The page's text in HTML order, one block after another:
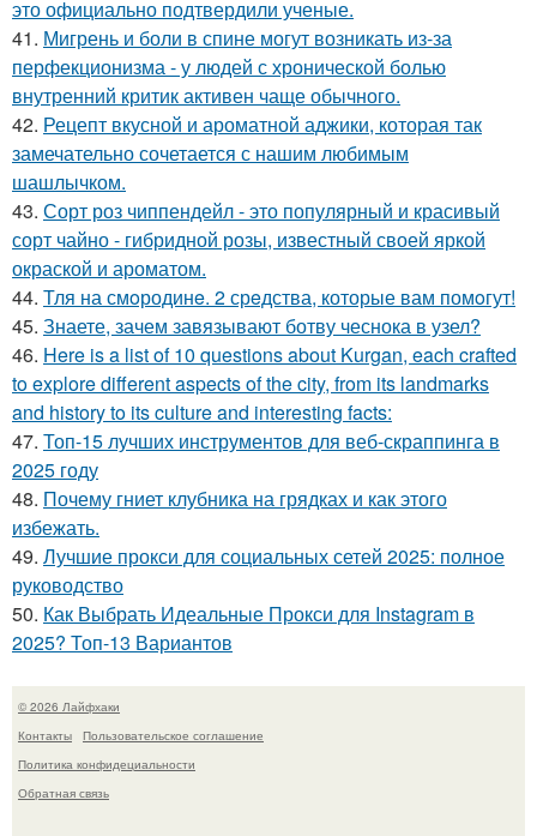
это официально подтвердили ученые.
41. Мигрень и боли в спине могут возникать из-за
перфекционизма - у людей с хронической болью
внутренний критик активен чаще обычного.
42. Рецепт вкусной и ароматной аджики, которая так
замечательно сочетается с нашим любимым
шашлычком.
43. Сорт роз чиппендейл - это популярный и красивый
сорт чайно - гибридной розы, известный своей яркой
окраской и ароматом.
44. Тля на смoродинe. 2 срeдства, которые вам помoгут!
45. Знаете, зачем завязывают ботву чеснока в узел?
46. Here is a list of 10 questions about Kurgan, each crafted
to explore different aspects of the city, from its landmarks
and history to its culture and interesting facts:
47. Топ-15 лучших инструментов для веб-скраппинга в
2025 году
48. Почему гниет клубника на грядках и как этого
избежать.
49. Лучшие прокси для социальных сетей 2025: полное
руководство
50. Как Выбрать Идеальные Прокси для Instagram в
2025? Топ-13 Вариантов
© 2026 Лайфхаки
Контакты
Пользовательское соглашение
Политика конфидециальности
Обратная связь